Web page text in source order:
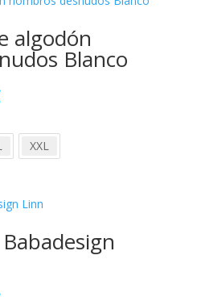
algodón
Blanco
El
precio
actual
XXL